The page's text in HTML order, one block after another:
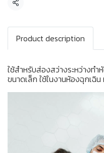
Share
Product description
ใช้สำหรับส่องสว่างระหว่างท
ขนาดเล็ก ใช้ในงานห้องฉุกเฉิ